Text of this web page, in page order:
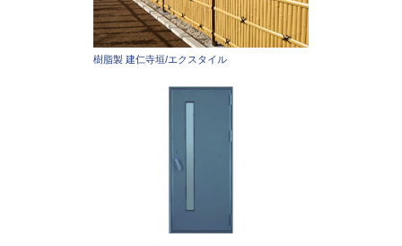
樹脂製 建仁寺垣/エクスタイル